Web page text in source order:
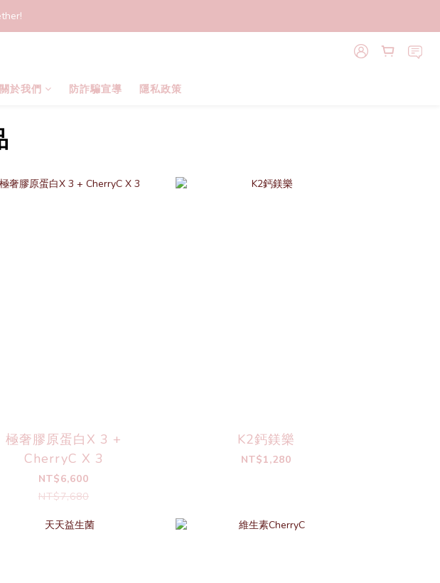
關於我們 防詐騙宣導 隱私政策
極奢膠原蛋白X 3 +
CherryC X 3
NT$6,600
NT$7,680
K2鈣鎂樂
NT$1,280